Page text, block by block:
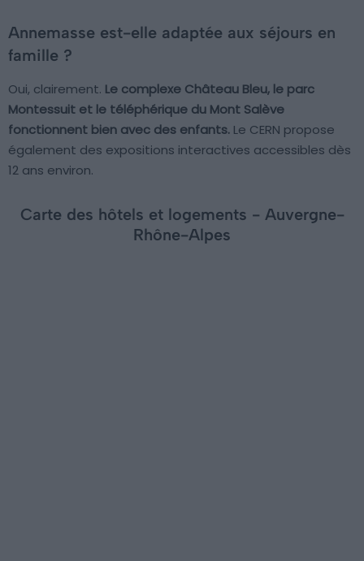
Annemasse est-elle adaptée aux séjours en
famille ?
Oui, clairement. Le complexe Château Bleu, le parc
Montessuit et le téléphérique du Mont Salève
fonctionnent bien avec des enfants. Le CERN propose
également des expositions interactives accessibles dès
12 ans environ.
Carte des hôtels et logements - Auvergne-
Rhône-Alpes